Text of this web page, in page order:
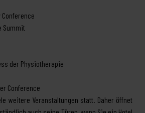
Conference
Summit
der Physiotherapie
Conference
weitere Veranstaltungen statt. Daher öffnet